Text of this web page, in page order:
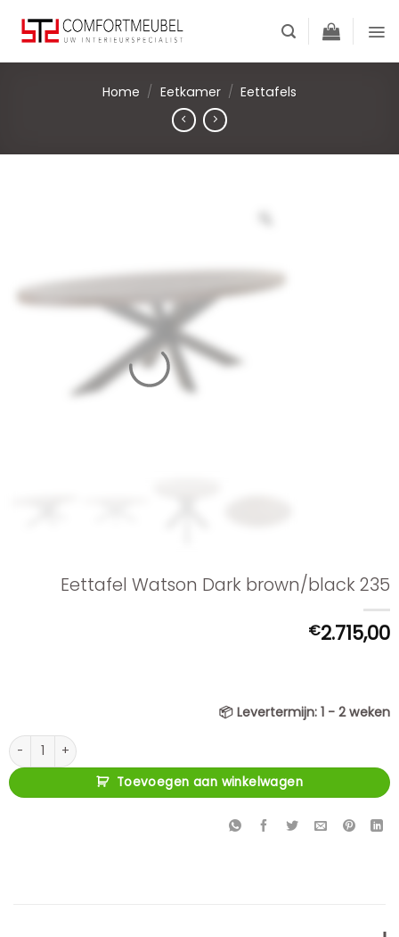
content
Home / Eetkamer / Eettafels
Eettafel Watson Dark brown/black 235
€2.715,00
📦 Levertermijn: 1 - 2 weken
Eettafel Watson Dark brown/black 235 aantal
Toevoegen aan winkelwagen